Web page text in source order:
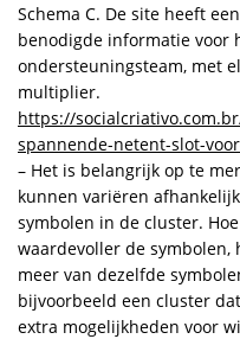
Schema C. De site heeft
benodigde informatie voor
ondersteuningsteam, met
multiplier.
https://
spannende-netent-slot-
– Het is belangrijk op te
kunnen variëren
symbolen in de cluster.
waardevoller de symbolen,
meer van dezelfde
bijvoorbeeld een cluster
extra mogelijkheden voor